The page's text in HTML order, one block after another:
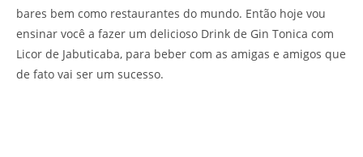
bares bem como restaurantes do mundo. Então hoje vou
ensinar você a fazer um delicioso Drink de Gin Tonica com
Licor de Jabuticaba, para beber com as amigas e amigos que
de fato vai ser um sucesso.